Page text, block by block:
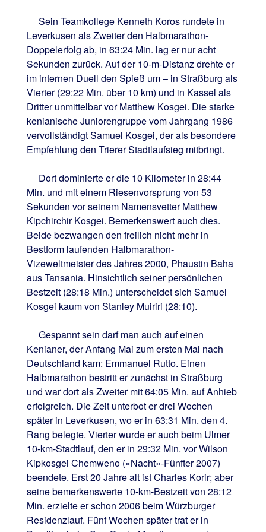
Sein Teamkollege Kenneth Koros rundete in
Leverkusen als Zweiter den Halbmarathon-
Doppelerfolg ab, in 63:24 Min. lag er nur acht
Sekunden zurück. Auf der 10-m-Distanz drehte er
im internen Duell den Spieß um – in Straßburg als
Vierter (29:22 Min. über 10 km) und in Kassel als
Dritter unmittelbar vor Matthew Kosgei. Die starke
kenianische Juniorengruppe vom Jahrgang 1986
vervollständigt Samuel Kosgei, der als besondere
Empfehlung den Trierer Stadtlaufsieg mitbringt.
Dort dominierte er die 10 Kilometer in 28:44
Min. und mit einem Riesenvorsprung von 53
Sekunden vor seinem Namensvetter Matthew
Kipchirchir Kosgei. Bemerkenswert auch dies.
Beide bezwangen den freilich nicht mehr in
Bestform laufenden Halbmarathon-
Vizeweltmeister des Jahres 2000, Phaustin Baha
aus Tansania. Hinsichtlich seiner persönlichen
Bestzeit (28:18 Min.) unterscheidet sich Samuel
Kosgei kaum von Stanley Muiriri (28:10).
Gespannt sein darf man auch auf einen
Kenianer, der Anfang Mai zum ersten Mal nach
Deutschland kam: Emmanuel Rutto. Einen
Halbmarathon bestritt er zunächst in Straßburg
und war dort als Zweiter mit 64:05 Min. auf Anhieb
erfolgreich. Die Zeit unterbot er drei Wochen
später in Leverkusen, wo er in 63:31 Min. den 4.
Rang belegte. Vierter wurde er auch beim Ulmer
10-km-Stadtlauf, den er in 29:32 Min. vor Wilson
Kipkosgei Chemweno (»Nacht«-Fünfter 2007)
beendete. Erst 20 Jahre alt ist Charles Korir; aber
seine bemerkenswerte 10-km-Bestzeit von 28:12
Min. erzielte er schon 2006 beim Würzburger
Residenzlauf. Fünf Wochen später trat er in